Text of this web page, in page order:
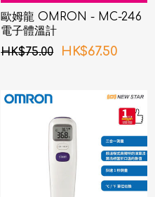
歐姆龍 OMRON - MC-246
電子體溫計
HK$75.00
HK$67.50